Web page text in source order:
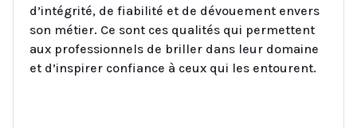
d’intégrité, de fiabilité et de dévouement envers
son métier. Ce sont ces qualités qui permettent
aux professionnels de briller dans leur domaine
et d’inspirer confiance à ceux qui les entourent.